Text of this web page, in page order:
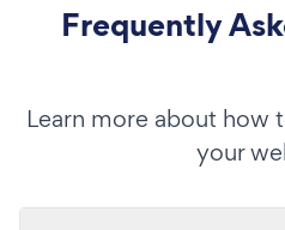
Frequently
Learn more about how
your